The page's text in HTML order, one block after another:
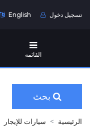
English تسجيل دخول
القائمة
بحث
الرئيسية سيارات للإيجار